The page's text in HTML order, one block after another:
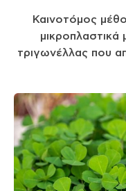
Καινοτόμος
μικροπλαστικά
τριγωνέλλας που